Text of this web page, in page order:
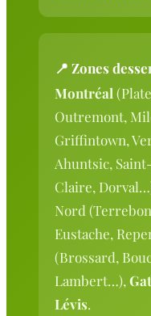
📍 Zones
Montréal
Outremont,
Griffintown,
Ahuntsic,
Claire,
Nord
Eustache,
(Brossard,
Lambert…),
Lévis.